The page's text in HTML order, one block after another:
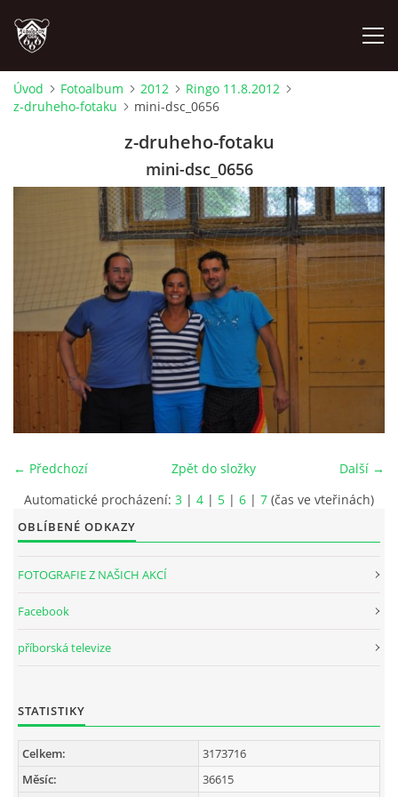
ÚVOD
PROBĚHLÉ AKCE
FOTOALBUM
VIDEA
INTERNÍ SEKCE
Úvod Fotoalbum 2012
Ringo 11.8.2012
z-druheho-fotaku
mini-dsc_0656
z-druheho-fotaku
mini-dsc_0656
← Předchozí Další →
Zpět do složky
Automatické procházení: 3 | 4 | 5 | 6 | 7 (čas ve vteřinách)
OBLÍBENÉ ODKAZY
FOTOGRAFIE Z NAŠICH AKCÍ
Facebook
příborská televize
STATISTIKY
Celkem:
3173716
Měsíc:
36615